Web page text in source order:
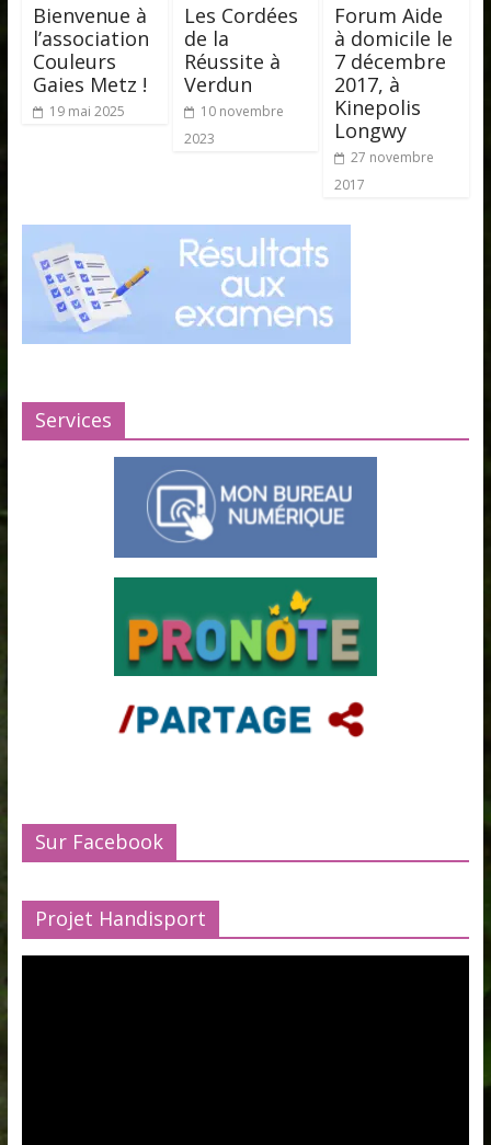
Bienvenue à
l’association
Couleurs
Gaies Metz !
19 mai 2025
Les Cordées
de la
Réussite à
Verdun
10 novembre
2023
Forum Aide
à domicile le
7 décembre
2017, à
Kinepolis
Longwy
27 novembre
2017
Services
Sur Facebook
Projet Handisport